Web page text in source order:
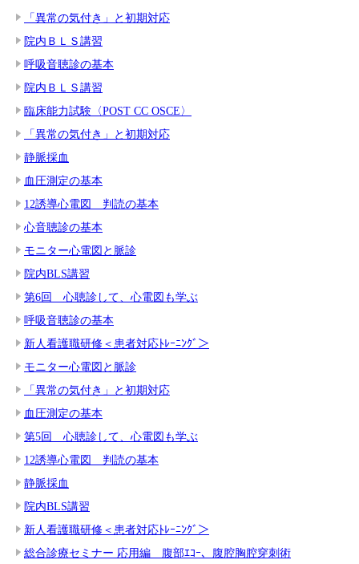
「異常の気付き」と初期対応
院内ＢＬＳ講習
呼吸音聴診の基本
院内ＢＬＳ講習
臨床能力試験〈POST CC OSCE〉
「異常の気付き」と初期対応
静脈採血
血圧測定の基本
12誘導心電図 判読の基本
心音聴診の基本
モニター心電図と脈診
院内BLS講習
第6回 心聴診して、心電図も学ぶ
呼吸音聴診の基本
新人看護職研修＜患者対応ﾄﾚｰﾆﾝｸﾞ＞
モニター心電図と脈診
「異常の気付き」と初期対応
血圧測定の基本
第5回 心聴診して、心電図も学ぶ
12誘導心電図 判読の基本
静脈採血
院内BLS講習
新人看護職研修＜患者対応ﾄﾚｰﾆﾝｸﾞ＞
総合診療セミナー 応用編 腹部ｴｺｰ、腹腔胸腔穿刺術